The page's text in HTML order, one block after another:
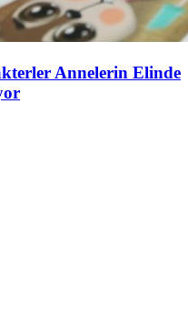
Annelerin Elinde